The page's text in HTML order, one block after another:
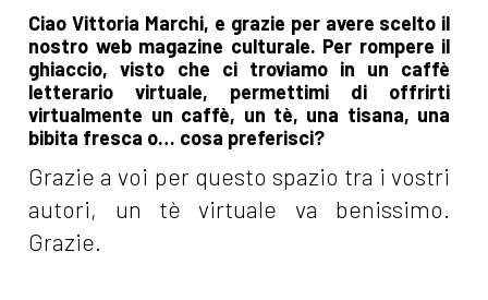
Ciao Vittoria Marchi, e grazie per avere scelto il
nostro web magazine culturale. Per rompere il
ghiaccio, visto che ci troviamo in un caffè
letterario virtuale, permettimi di offrirti
virtualmente un caffè, un tè, una tisana, una
bibita fresca o… cosa preferisci?
Grazie a voi per questo spazio tra i vostri
autori, un tè virtuale va benissimo.
Grazie.